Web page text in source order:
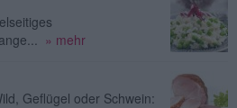
» mehr
Geflügel oder Schwein: